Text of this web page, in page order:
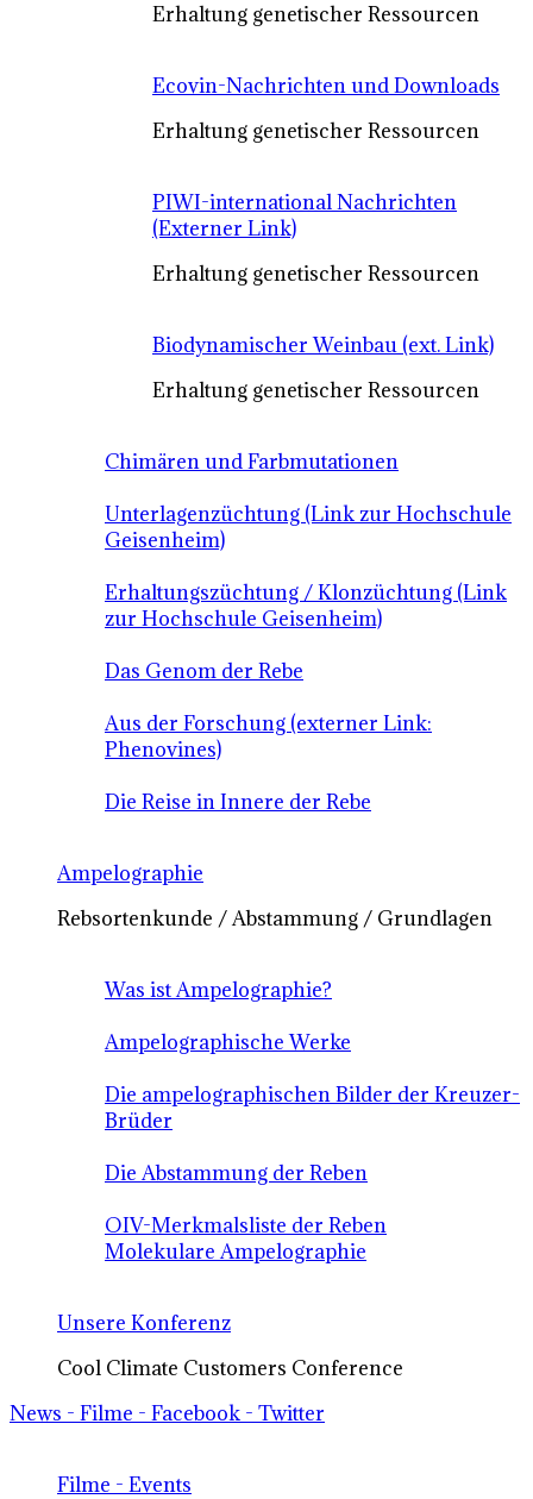
Erhaltung genetischer Ressourcen
Ecovin-Nachrichten und Downloads
Erhaltung genetischer Ressourcen
PIWI-international Nachrichten
(Externer Link)
Erhaltung genetischer Ressourcen
Biodynamischer Weinbau (ext. Link)
Erhaltung genetischer Ressourcen
Chimären und Farbmutationen
Unterlagenzüchtung (Link zur Hochschule
Geisenheim)
Erhaltungszüchtung / Klonzüchtung (Link
zur Hochschule Geisenheim)
Das Genom der Rebe
Aus der Forschung (externer Link:
Phenovines)
Die Reise in Innere der Rebe
Ampelographie
Rebsortenkunde / Abstammung / Grundlagen
Was ist Ampelographie?
Ampelographische Werke
Die ampelographischen Bilder der Kreuzer-
Brüder
Die Abstammung der Reben
OIV-Merkmalsliste der Reben
Molekulare Ampelographie
Unsere Konferenz
Cool Climate Customers Conference
News - Filme - Facebook - Twitter
Filme - Events